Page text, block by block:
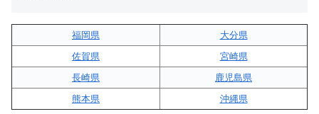
福岡県
大分県
佐賀県
宮崎県
長崎県
鹿児島県
熊本県
沖縄県